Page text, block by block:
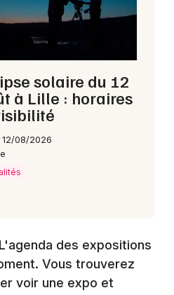
solaire du 12
à Lille : horaires
12/08/2026
des expositions
Vous trouverez
voir une expo et